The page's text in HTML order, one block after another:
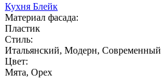
Кухня Блейк
Материал фасада:
Пластик
Стиль:
Итальянский, Модерн, Современный
Цвет:
Мята, Орех